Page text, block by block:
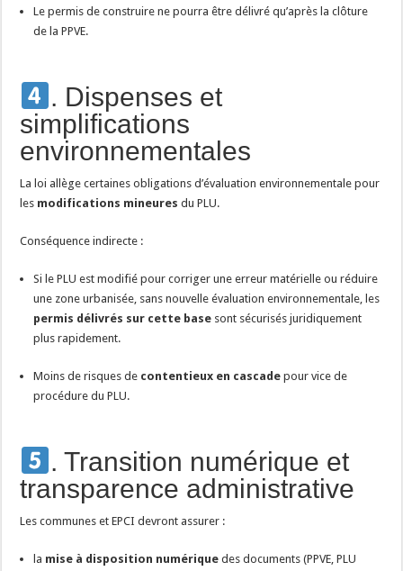
Le permis de construire ne pourra être délivré qu’après la clôture
de la PPVE.
. Dispenses et
simplifications
environnementales
La loi allège certaines obligations d’évaluation environnementale pour
les modifications mineures du PLU.
Conséquence indirecte :
Si le PLU est modifié pour corriger une erreur matérielle ou réduire
une zone urbanisée, sans nouvelle évaluation environnementale, les
permis délivrés sur cette base sont sécurisés juridiquement
plus rapidement.
Moins de risques de contentieux en cascade pour vice de
procédure du PLU.
. Transition numérique et
transparence administrative
Les communes et EPCI devront assurer :
la mise à disposition numérique des documents (PPVE, PLU